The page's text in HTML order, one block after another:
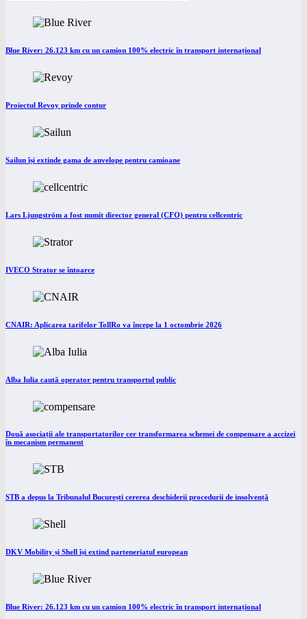
Blue River: 26.123 km cu un camion 100% electric în transport internațional
Proiectul Revoy prinde contur
Sailun își extinde gama de anvelope pentru camioane
Lars Ljungström a fost numit director general (CFO) pentru cellcentric
IVECO Strator se întoarce
CNAIR: Aplicarea tarifelor TollRo va începe la 1 octombrie 2026
Alba Iulia caută operator pentru transportul public
Două asociații ale transportatorilor cer transformarea schemei de compensare a accizei
în mecanism permanent
STB a depus la Tribunalul București cererea deschiderii procedurii de insolvență
DKV Mobility și Shell își extind parteneriatul european
Blue River: 26.123 km cu un camion 100% electric în transport internațional